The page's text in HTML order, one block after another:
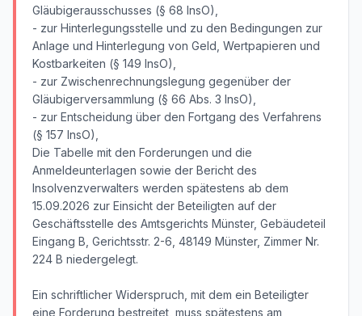
Gläubigerausschusses (§ 68 InsO),
- zur Hinterlegungsstelle und zu den Bedingungen zur
Anlage und Hinterlegung von Geld, Wertpapieren und
Kostbarkeiten (§ 149 InsO),
- zur Zwischenrechnungslegung gegenüber der
Gläubigerversammlung (§ 66 Abs. 3 InsO),
- zur Entscheidung über den Fortgang des Verfahrens
(§ 157 InsO),
Die Tabelle mit den Forderungen und die
Anmeldeunterlagen sowie der Bericht des
Insolvenzverwalters werden spätestens ab dem
15.09.2026 zur Einsicht der Beteiligten auf der
Geschäftsstelle des Amtsgerichts Münster, Gebäudeteil
Eingang B, Gerichtsstr. 2-6, 48149 Münster, Zimmer Nr.
224 B niedergelegt.
Ein schriftlicher Widerspruch, mit dem ein Beteiligter
eine Forderung bestreitet, muss spätestens am